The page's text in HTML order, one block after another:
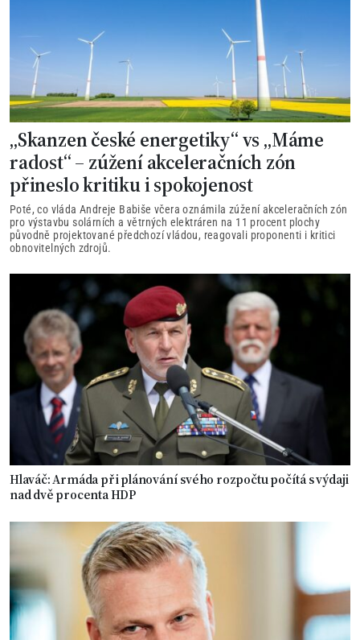
„Skanzen české energetiky“ vs „Máme
radost“ – zúžení akceleračních zón
přineslo kritiku i spokojenost
Poté, co vláda Andreje Babiše včera oznámila zúžení akceleračních zón
pro výstavbu solárních a větrných elektráren na 11 procent plochy
původně projektované předchozí vládou, reagovali proponenti i kritici
obnovitelných zdrojů.
Hlaváč: Armáda při plánování svého rozpočtu počítá s výdaji
nad dvě procenta HDP